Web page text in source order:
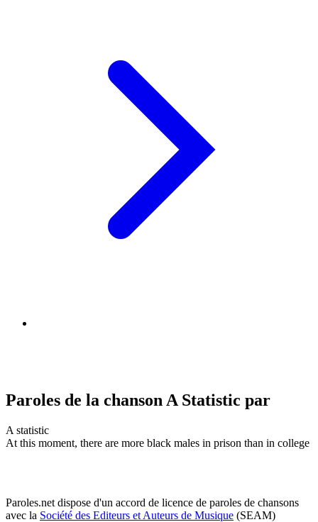
Paroles de la chanson A Statistic par
A statistic
At this moment, there are more black males in prison than in college
Paroles.net dispose d'un accord de licence de paroles de chansons
avec la Société des Editeurs et Auteurs de Musique (SEAM)